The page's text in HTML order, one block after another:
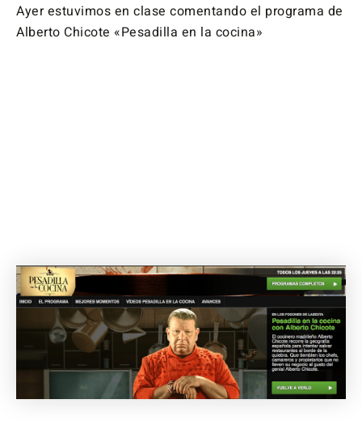
Ayer estuvimos en clase comentando el programa de
Alberto Chicote «Pesadilla en la cocina»